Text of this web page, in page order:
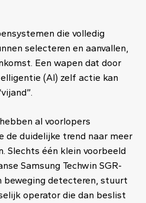
die volledig
selecteren en aanvallen,
Een wapen dat door
(AI) zelf actie kan
al voorlopers
de duidelijke trend naar meer
Slechts één klein voorbeeld
Samsung Techwin SGR-
beweging detecteren, stuurt
operator die dan beslist